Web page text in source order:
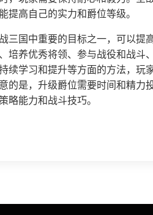
提高自己的实力和爵位等级。
三国中重要的目标之一，可以提
培养优秀将领、参与战役和战斗
续学习和提升等方面的方法，玩
的是，升级爵位需要时间和精力
略能力和战斗技巧。